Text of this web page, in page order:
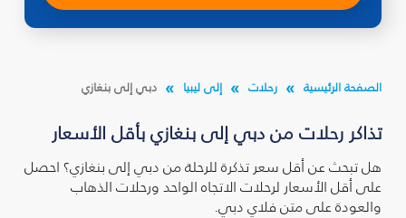
الصفحة الرئيسية رحلات إلى ليبيا دبي إلى بنغازي
تذاكر رحلات من دبي إلى بنغازي بأقل الأسعار
هل تبحث عن أقل سعر تذكرة للرحلة من دبي إلى بنغازي؟ احصل
على أقل الأسعار لرحلات الاتجاه الواحد ورحلات الذهاب
والعودة على متن فلاي دبي.